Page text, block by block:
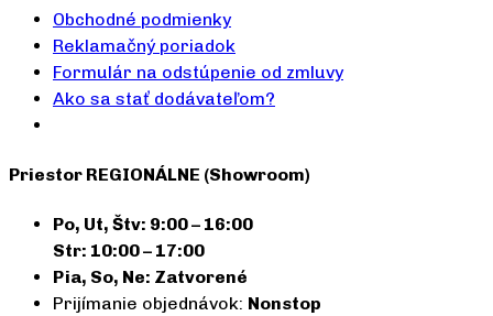
Obchodné podmienky
Reklamačný poriadok
Formulár na odstúpenie od zmluvy
Ako sa stať dodávateľom?
Priestor REGIONÁLNE (Showroom)
Po, Ut, Štv: 9:00 – 16:00
Str: 10:00 – 17:00
Pia, So, Ne: Zatvorené
Prijímanie objednávok: Nonstop